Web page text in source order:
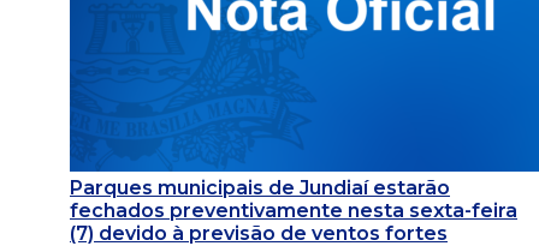
Parques municipais de Jundiaí estarão
fechados preventivamente nesta sexta-feira
(7) devido à previsão de ventos fortes